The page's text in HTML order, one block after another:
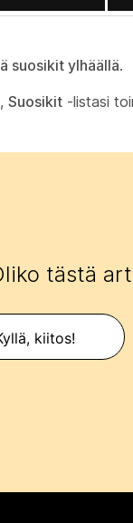
suosikit ylhäällä.
Suosikit -listasi
tästä
kiitos!